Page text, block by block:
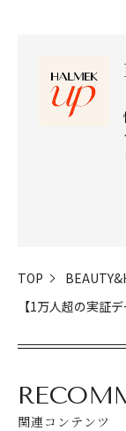
TOP
【1万人超の実証
関連コンテンツ